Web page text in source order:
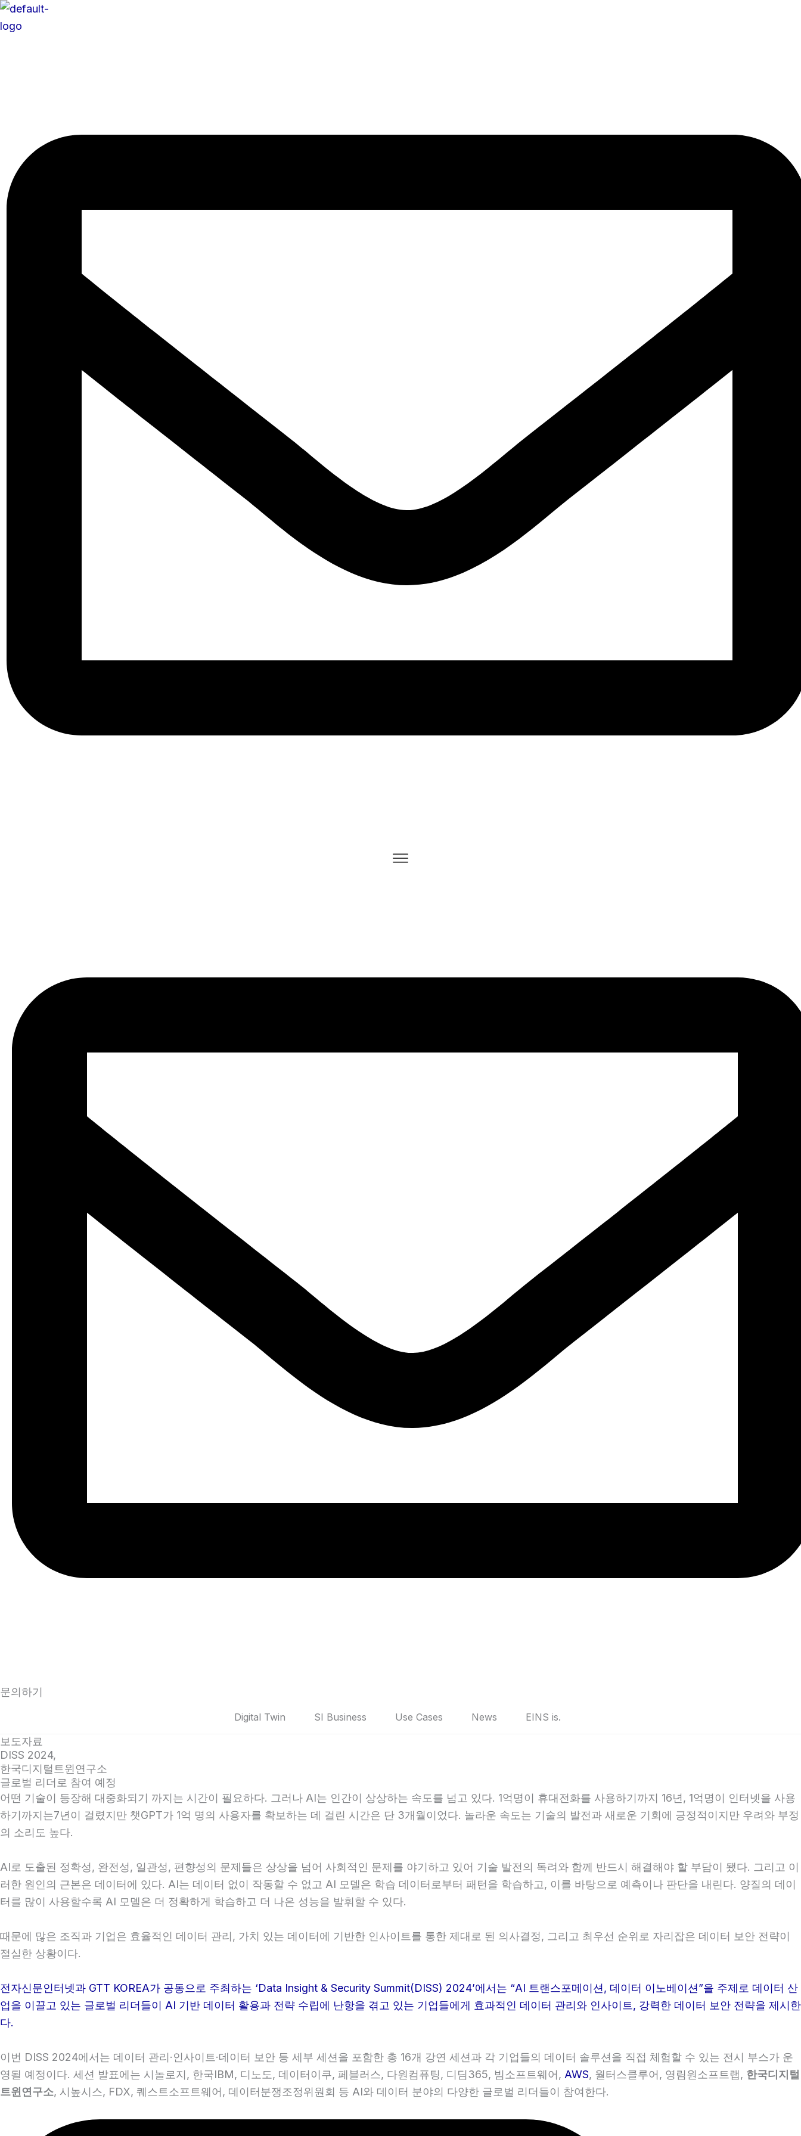
콘
텐
문의하기
Digital Twin SI Business Use Cases News EINS is.
보도자료
DISS 2024,
한국디지털트윈연구소
글로벌 리더로 참여 예정​
어떤 기술이 등장해 대중화되기 까지는 시간이 필요하다. 그러나 AI는 인간이 상상하는 속도를 넘고 있다. 1억명이 휴대전화를 사용하기까지 16년, 1억명이 인터넷을 사용
하기까지는7년이 걸렸지만 챗GPT가 1억 명의 사용자를 확보하는 데 걸린 시간은 단 3개월이었다. 놀라운 속도는 기술의 발전과 새로운 기회에 긍정적이지만 우려와 부정
의 소리도 높다.
AI로 도출된 정확성, 완전성, 일관성, 편향성의 문제들은 상상을 넘어 사회적인 문제를 야기하고 있어 기술 발전의 독려와 함께 반드시 해결해야 할 부담이 됐다. 그리고 이
러한 원인의 근본은 데이터에 있다. AI는 데이터 없이 작동할 수 없고 AI 모델은 학습 데이터로부터 패턴을 학습하고, 이를 바탕으로 예측이나 판단을 내린다. 양질의 데이
터를 많이 사용할수록 AI 모델은 더 정확하게 학습하고 더 나은 성능을 발휘할 수 있다.
때문에 많은 조직과 기업은 효율적인 데이터 관리, 가치 있는 데이터에 기반한 인사이트를 통한 제대로 된 의사결정, 그리고 최우선 순위로 자리잡은 데이터 보안 전략이
절실한 상황이다.
전자신문인터넷과 GTT KOREA가 공동으로 주최하는 ‘Data Insight & Security Summit(DISS) 2024’에서는 “AI 트랜스포메이션, 데이터 이노베이션”을 주제로 데이터 산
업을 이끌고 있는 글로벌 리더들이 AI 기반 데이터 활용과 전략 수립에 난항을 겪고 있는 기업들에게 효과적인 데이터 관리와 인사이트, 강력한 데이터 보안 전략을 제시한
다.
이번 DISS 2024에서는 데이터 관리·인사이트·데이터 보안 등 세부 세션을 포함한 총 16개 강연 세션과 각 기업들의 데이터 솔루션을 직접 체험할 수 있는 전시 부스가 운
영될 예정이다. 세션 발표에는 시놀로지, 한국IBM, 디노도, 데이터이쿠, 페블러스, 다원컴퓨팅, 디딤365, 빔소프트웨어, AWS, 월터스클루어, 영림원소프트랩, 한국디지털
트윈연구소, 시높시스, FDX, 퀘스트소프트웨어, 데이터분쟁조정위원회 등 AI와 데이터 분야의 다양한 글로벌 리더들이 참여한다.